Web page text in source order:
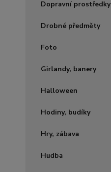
Dopravní prostředky
Drobné předměty
Foto
Girlandy, banery
Halloween
Hodiny, budíky
Hry, zábava
Hudba